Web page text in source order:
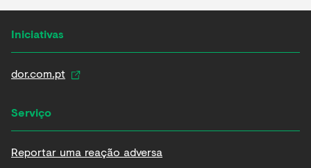
Iniciativas
dor.com.pt
Serviço
Reportar uma reação adversa